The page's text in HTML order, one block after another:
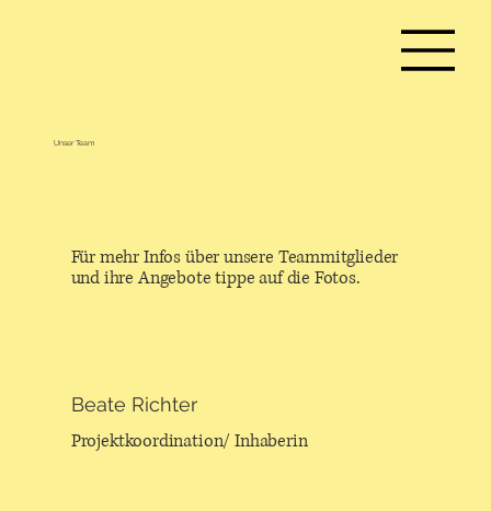
Unser Team
Für mehr Infos über unsere Teammitglieder
und ihre Angebote tippe auf die Fotos.
Beate Richter
Projektkoordination/ Inhaberin